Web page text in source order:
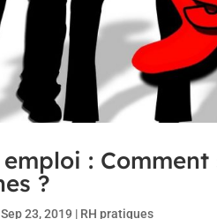
:
?
Sep 23, 2019 | RH pratiques